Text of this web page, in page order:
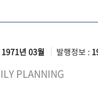
1971년 03월 발행정보 :
PLANNING